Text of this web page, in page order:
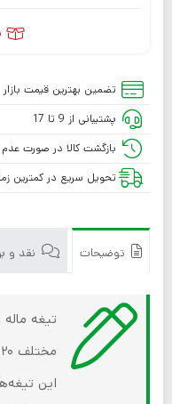
تضمین بهترین قیمت بازار
پشتیبانی از 9 تا 17
بازگشت کالا در صورت
تحویل سریع در کمترین
توضیحات نقد و
تیغه